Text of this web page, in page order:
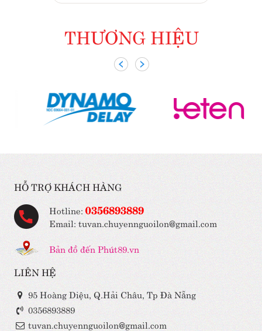
THƯƠNG HIỆU
HỖ TRỢ KHÁCH HÀNG
Hotline: 0356893889
Email: tuvan.chuyennguoilon@gmail.com
Bản đồ đến Phút89.vn
LIÊN HỆ
95 Hoàng Diệu, Q.Hải Châu, Tp Đà Nẵng
0356893889
tuvan.chuyennguoilon@gmail.com